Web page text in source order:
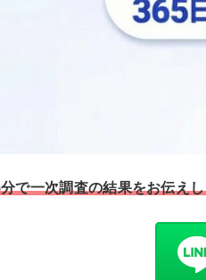
で一次調査の結果をお伝え